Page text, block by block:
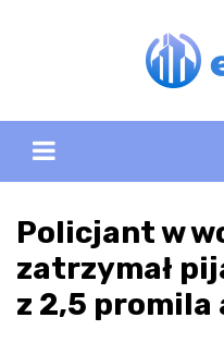
Policjant w
zatrzymał
z 2,5 promila